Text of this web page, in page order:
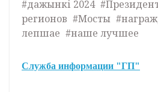
#дажынкі 2024
регионов #Мосты
лепшае #наше лучшее
Служба информации "ГП"